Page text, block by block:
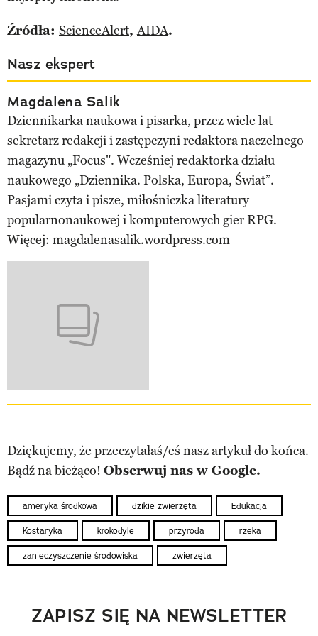
Źródła: ScienceAlert,AIDA.
Nasz ekspert
Magdalena Salik
Dziennikarka naukowa i pisarka, przez wiele lat
sekretarz redakcji i zastępczyni redaktora naczelnego
magazynu „Focus". Wcześniej redaktorka działu
naukowego „Dziennika. Polska, Europa, Świat”.
Pasjami czyta i pisze, miłośniczka literatury
popularnonaukowej i komputerowych gier RPG.
Więcej: magdalenasalik.wordpress.com
Dziękujemy, że przeczytałaś/eś nasz artykuł do końca.
Bądź na bieżąco! Obserwuj nas w Google.
ameryka środkowa dzikie zwierzęta Edukacja
Kostaryka krokodyle przyroda rzeka
zanieczyszczenie środowiska zwierzęta
ZAPISZ SIĘ NA NEWSLETTER